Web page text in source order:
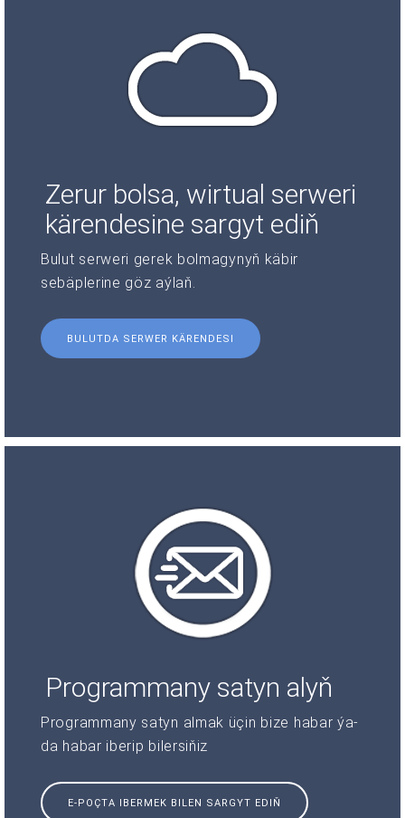
Zerur bolsa, wirtual serweri
kärendesine sargyt ediň
Bulut serweri gerek bolmagynyň käbir
sebäplerine göz aýlaň.
BULUTDA SERWER KÄRENDESI
Programmany satyn alyň
Programmany satyn almak üçin bize habar ýa-
da habar iberip bilersiňiz
E-POÇTA IBERMEK BILEN SARGYT EDIŇ